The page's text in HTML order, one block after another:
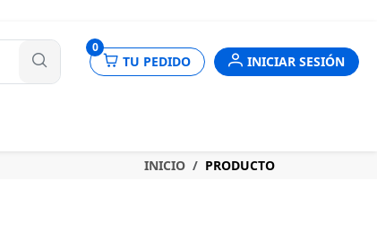
0
TU PEDIDO INICIAR SESIÓN
INICIO PRODUCTO